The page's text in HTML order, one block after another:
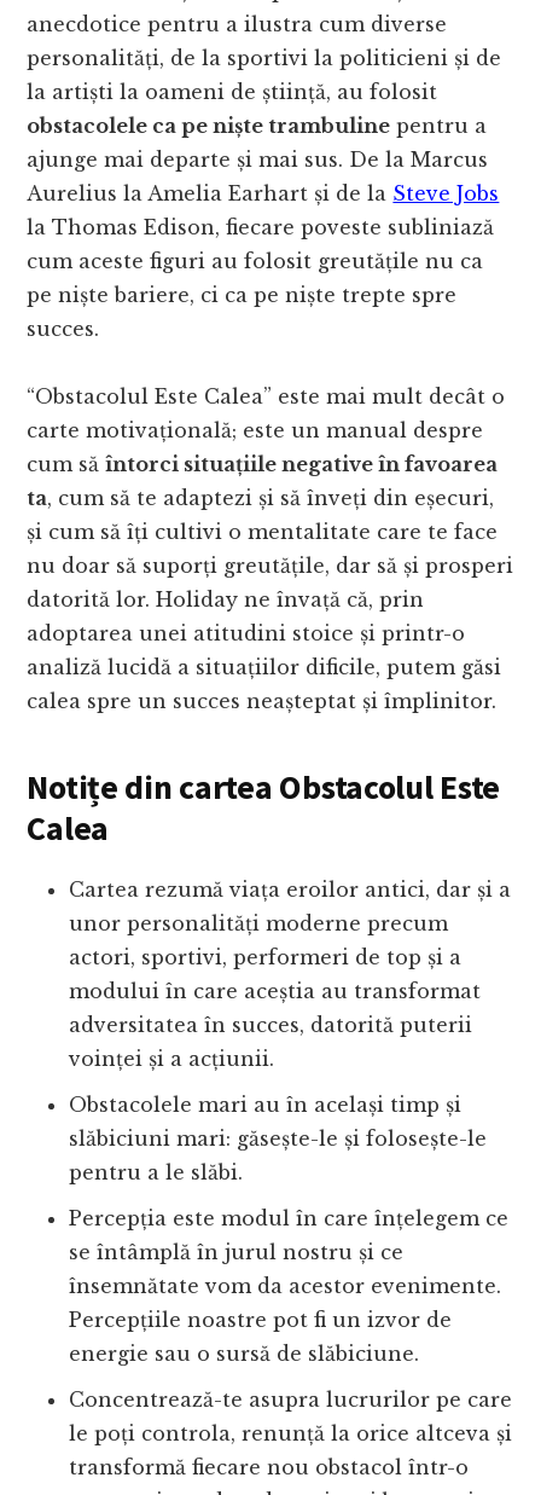
anecdotice pentru a ilustra cum diverse
personalități, de la sportivi la politicieni și de
la artiști la oameni de știință, au folosit
obstacolele ca pe niște trambuline pentru a
ajunge mai departe și mai sus. De la Marcus
Aurelius la Amelia Earhart și de la Steve Jobs
la Thomas Edison, fiecare poveste subliniază
cum aceste figuri au folosit greutățile nu ca
pe niște bariere, ci ca pe niște trepte spre
succes.
“Obstacolul Este Calea” este mai mult decât o
carte motivațională; este un manual despre
cum săîntorci situațiile negative în favoarea
ta, cum să te adaptezi și să înveți din eșecuri,
și cum să îți cultivi o mentalitate care te face
nu doar să suporți greutățile, dar să și prosperi
datorită lor. Holiday ne învață că, prin
adoptarea unei atitudini stoice și printr-o
analiză lucidă a situațiilor dificile, putem găsi
calea spre un succes neașteptat și împlinitor.
Notițe din cartea Obstacolul Este
Calea
Cartea rezumă viața eroilor antici, dar și a
unor personalități moderne precum
actori, sportivi, performeri de top și a
modului în care aceștia au transformat
adversitatea în succes, datorită puterii
voinței și a acțiunii.
Obstacolele mari au în același timp și
slăbiciuni mari: găsește-le și folosește-le
pentru a le slăbi.
Percepția este modul în care înțelegem ce
se întâmplă în jurul nostru și ce
însemnătate vom da acestor evenimente.
Percepțiile noastre pot fi un izvor de
energie sau o sursă de slăbiciune.
Concentrează-te asupra lucrurilor pe care
le poți controla, renunță la orice altceva și
transformă fiecare nou obstacol într-o